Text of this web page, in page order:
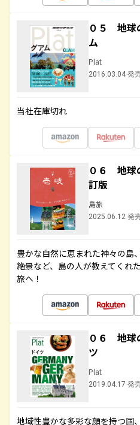
０５ 地
ム
Plat
2016.03.04 発
当社在庫切れ
０６ 地
訂版
島旅
2025.06.12 発
豊かな自然に恵まれた神々の島
絶景など、島の人が教えてくれ
旅へ！
０６ 地球
ツ
Plat
2019.04.17 発
地域性豊かな多彩な顔を持つ国